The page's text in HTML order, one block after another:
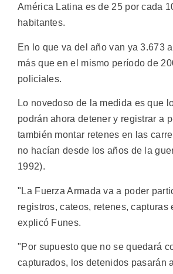
América Latina es de 25 por cada
habitantes.
En lo que va del año van ya 3.673
más que en el mismo período de
policiales.
Lo novedoso de la medida es que
podrán ahora detener y registrar a
también montar retenes en las
no hacían desde los años de la
1992).
"La Fuerza Armada va a poder
registros, cateos, retenes, capturas
explicó Funes.
"Por supuesto que no se quedará
capturados, los detenidos pasarán